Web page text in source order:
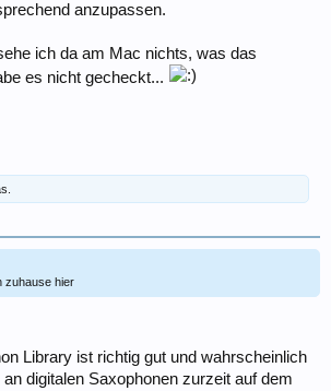
anzupassen.
ich da am Mac nichts, was das
es nicht gecheckt...
zuhause hier
Library ist richtig gut und wahrscheinlich
digitalen Saxophonen zurzeit auf dem